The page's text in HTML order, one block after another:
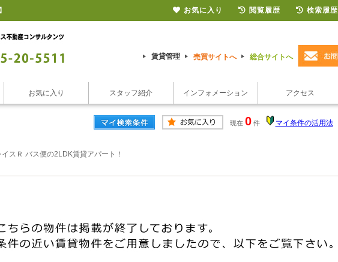
賃貸管理 売買サイトへ 総合サイトへ
お気に入り スタッフ紹介 インフォメーション アクセス
現在 0 件 マイ条件の活用法
スＲ バス便の2LDK賃貸アパート！
お気に入り 閲覧履歴 検索履歴